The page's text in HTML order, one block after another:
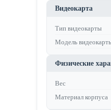
Видеокарта
Тип видеокарты
Модель
Физические
Вес
Материал корпуса